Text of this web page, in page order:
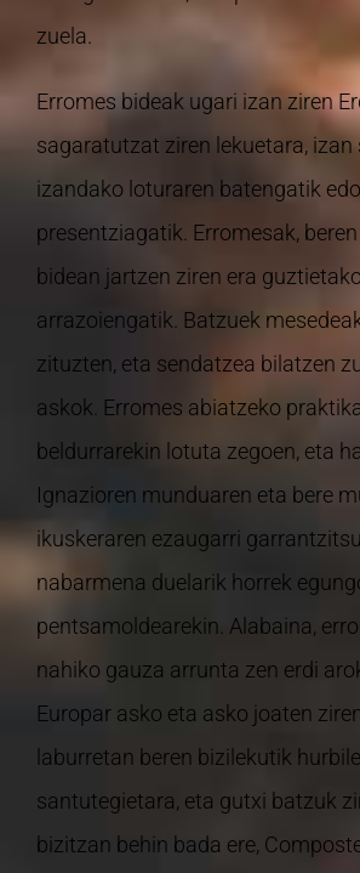
zuela.
Erromes bideak ugari izan ziren
sagaratutzat ziren lekuetara, izan
izandako loturaren batengatik
presentziagatik. Erromesak,
bidean jartzen ziren era
arrazoiengatik. Batzuek
zituzten, eta sendatzea bilatzen
askok. Erromes abiatzeko
beldurrarekin lotuta zegoen, eta
Ignazioren munduaren eta bere
ikuskeraren ezaugarri
nabarmena duelarik horrek
pentsamoldearekin. Alabaina,
nahiko gauza arrunta zen erdi
Europar asko eta asko joaten
laburretan beren bizilekutik
santutegietara, eta gutxi batzuk
bizitzan behin bada ere,